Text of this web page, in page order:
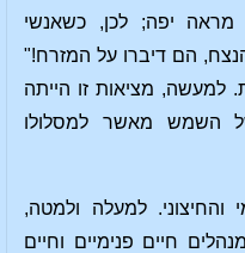
יפה; לכן, כשאנשי
הם דיברו על המזרח!"
למעשה, מציאות זו הייתה
השמש מאשר למסלולו
והחיצוני. למעלה ולמטה,
חיים פנימיים וחיים